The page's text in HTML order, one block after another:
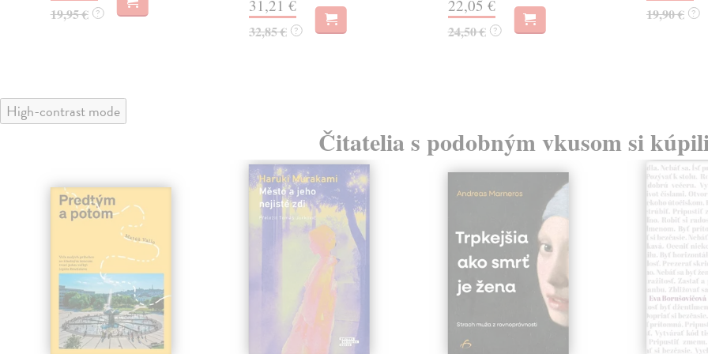
19,95 € ? 31,21 €
32,85 € ?
22,05 €
24,50 € ?
19,90 € ?
High-contrast mode
Čitatelia s podobným vkusom si